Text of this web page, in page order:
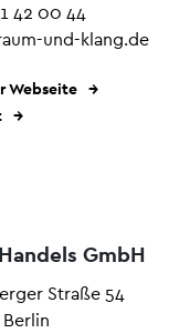
42 00 44
und-klang.de
Webseite
GmbH
Straße 54